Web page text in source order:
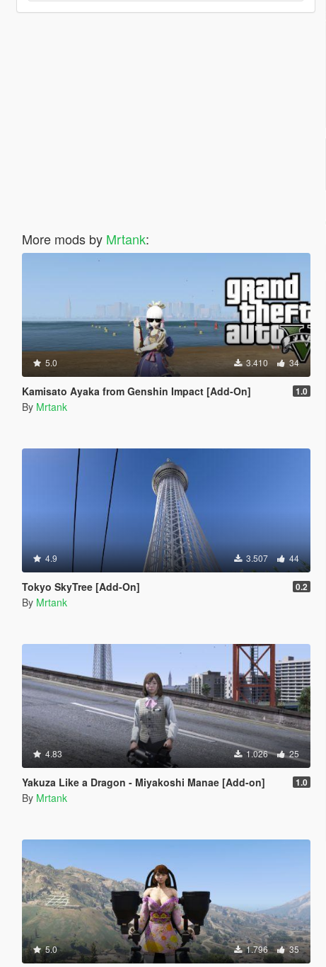
More mods by Mrtank:
5.0 3.410 34
Kamisato Ayaka from Genshin Impact [Add-On] 1.0
By Mrtank
4.9 3.507 44
Tokyo SkyTree [Add-On] 0.2
By Mrtank
4.83 1.026 25
Yakuza Like a Dragon - Miyakoshi Manae [Add-on] 1.0
By Mrtank
5.0 1.796 35